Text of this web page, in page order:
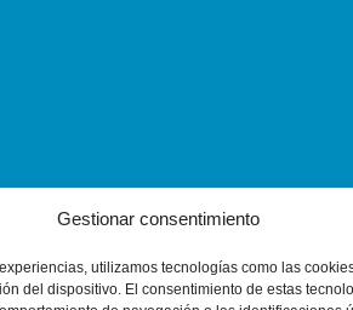
Gestionar consentimiento
utilizamos tecnologías como las
del dispositivo. El consentimiento de estas